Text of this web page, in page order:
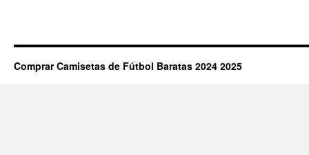
Comprar Camisetas de Fútbol Baratas 2024 2025